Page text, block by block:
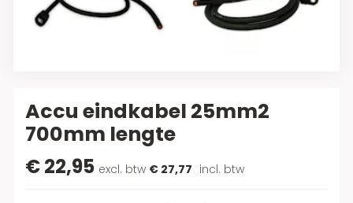
Accu eindkabel 25mm2
700mm lengte
€ 22,95 excl. btw € 27,77 incl. btw